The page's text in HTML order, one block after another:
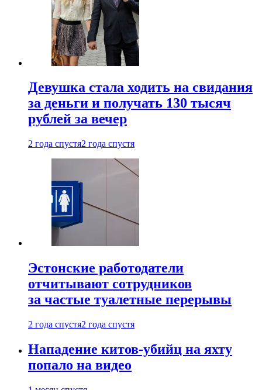
Девушка стала ходить на свидания
за деньги и получать 130 тысяч
рублей за вечер
2 года спустя2 года спустя
Эстонские работодатели
отчитывают сотрудников
за частые туалетные перерывы
2 года спустя2 года спустя
Нападение китов-убийц на яхту
попало на видео